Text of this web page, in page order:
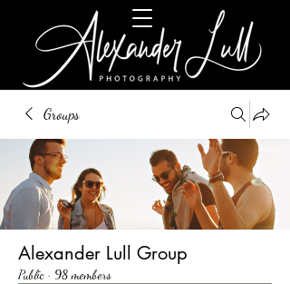
Groups
Alexander Lull Group
Public · 98 members